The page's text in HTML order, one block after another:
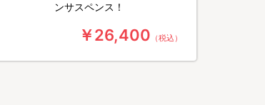
ンサスペンス！
￥26,400 （税込）